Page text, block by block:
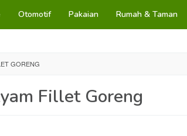
Otomotif Pakaian Rumah & Taman
GORENG
Fillet Goreng